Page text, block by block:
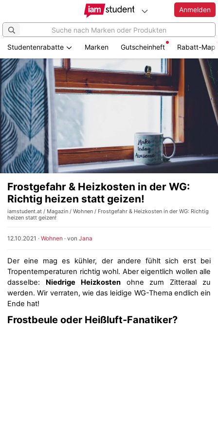
Anmelden
Studentenrabatte Marken Gutscheinheft Rabatt-Map
Frostgefahr & Heizkosten in der WG:
Richtig heizen statt geizen!
iamstudent.at / Magazin / Wohnen / Frostgefahr & Heizkosten in der WG: Richtig
heizen statt geizen!
12.10.2021 · Wohnen · von Jana
Der eine mag es kühler, der andere fühlt sich erst bei
Tropentemperaturen richtig wohl. Aber eigentlich wollen alle
dasselbe: Niedrige Heizkostenohne zum Zitteraal zu
werden. Wir verraten, wie das leidige WG-Thema endlich ein
Ende hat!
Frostbeule oder Heißluft-Fanatiker?